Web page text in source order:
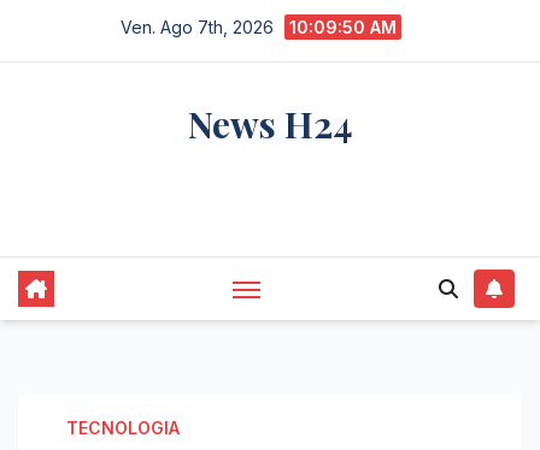
Ven. Ago 7th, 2026 10:09:51 AM
News H24
TECNOLOGIA